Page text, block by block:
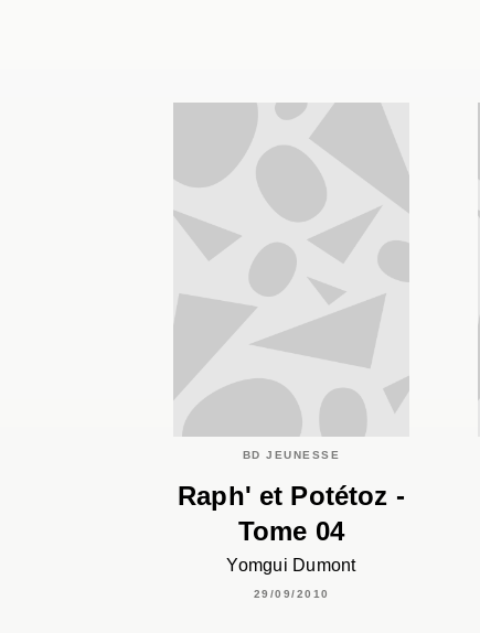
BD JEUNESSE
Raph' et Potétoz -
Tome 04
Yomgui Dumont
29/09/2010